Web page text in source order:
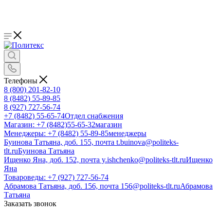
Телефоны
8 (800) 201-82-10
8 (8482) 55-89-85
8 (927) 727-56-74
+7 (8482) 55-65-74Отдел снабжения
Магазин: +7 (8482)55-65-32магазин
Менеджеры: +7 (8482) 55-89-85менеджеры
Буинова Татьяна, доб. 155, почта t.buinova@politeks-
tlt.ruБуинова Татьяна
Ищенко Яна, доб. 152, почта y.ishchenko@politeks-tlt.ruИщенко
Яна
Товароведы: +7 (927) 727-56-74
Абрамова Татьяна, доб. 156, почта 156@politeks-tlt.ruАбрамова
Татьяна
Заказать звонок